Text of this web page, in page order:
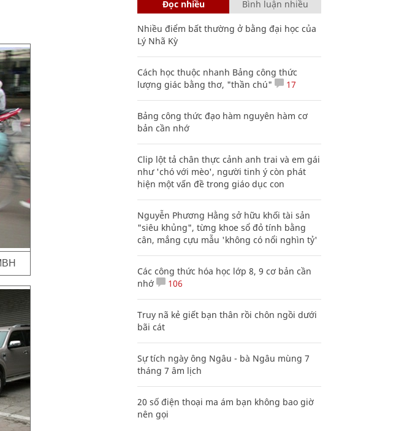
Đọc nhiều Bình luận nhiều
Nhiều điểm bất thường ở bằng đại học của
Lý Nhã Kỳ
Cách học thuộc nhanh Bảng công thức
lượng giác bằng thơ, "thần chú"
17
Bảng công thức đạo hàm nguyên hàm cơ
bản cần nhớ
Clip lột tả chân thực cảnh anh trai và em gái
như 'chó với mèo', người tinh ý còn phát
hiện một vấn đề trong giáo dục con
Nguyễn Phương Hằng sở hữu khối tài sản
"siêu khủng", từng khoe sổ đỏ tính bằng
cân, mắng cựu mẫu 'không có nổi nghìn tỷ'
Các công thức hóa học lớp 8, 9 cơ bản cần
nhớ
106
Truy nã kẻ giết bạn thân rồi chôn ngồi dưới
bãi cát
Sự tích ngày ông Ngâu - bà Ngâu mùng 7
tháng 7 âm lịch
20 số điện thoại ma ám bạn không bao giờ
nên gọi